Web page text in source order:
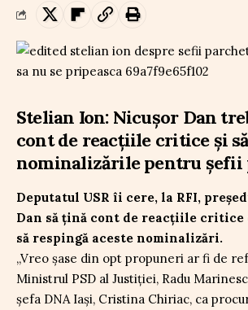
Stelian Ion: Nicușor Dan
cont de reacțiile critice și
nominalizările pentru șefii
Deputatul USR îi cere, la RFI,
Dan să țină cont de reacțiile critice
să respingă aceste nominalizări.
„Vreo șase din opt propuneri ar fi de
Ministrul PSD al Justiției, Radu
șefa DNA Iași, Cristina Chiriac, ca